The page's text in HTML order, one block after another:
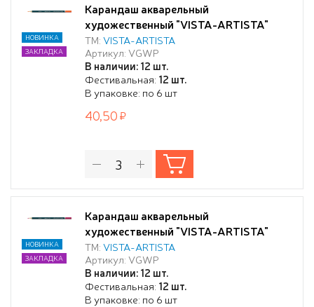
Карандаш акварельный
художественный "VISTA-ARTISTA"
"Gallery" заточенный 223 Кадмиевый
оранжевый (Cadmium orange)
ТМ:VISTA-ARTISTA
Артикул: VGWP
В наличии: 12 шт.
Фестивальная: 12 шт.
В упаковке: по 6 шт
НОВИНКА
ЗАКЛАДКА
40,50
Карандаш акварельный
художественный "VISTA-ARTISTA"
"Gallery" заточенный 308 Кармин
(имитация) (Carmine (Hue))
ТМ:VISTA-ARTISTA
Артикул: VGWP
В наличии: 12 шт.
Фестивальная: 12 шт.
В упаковке: по 6 шт
НОВИНКА
ЗАКЛАДКА